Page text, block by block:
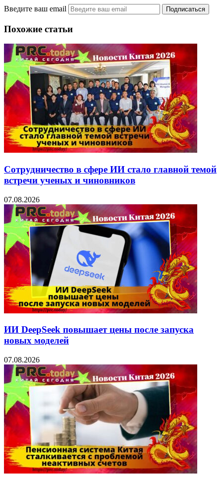
Введите ваш email
Похожие статьи
Сотрудничество в сфере ИИ стало главной темой
встречи ученых и чиновников
07.08.2026
ИИ DeepSeek повышает цены после запуска
новых моделей
07.08.2026